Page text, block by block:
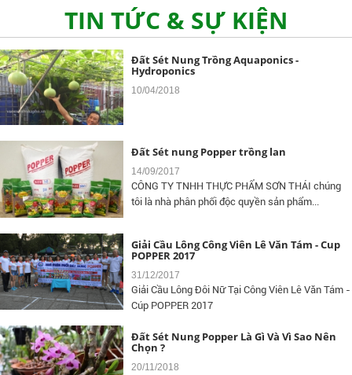
TIN TỨC & SỰ KIỆN
Đất Sét Nung Trồng Aquaponics -
Hydroponics
10/04/2018
Đất Sét nung Popper trồng lan
14/09/2017
CÔNG TY TNHH THỰC PHẨM SƠN THÁI chúng
tôi là nhà phân phối độc quyền sản phẩm...
Giải Cầu Lông Công Viên Lê Văn Tám - Cup
POPPER 2017
31/12/2017
Giải Cầu Lông Đôi Nữ Tại Công Viên Lê Văn Tám -
Cúp POPPER 2017
Đất Sét Nung Popper Là Gì Và Vì Sao Nên
Chọn ?
20/11/2018